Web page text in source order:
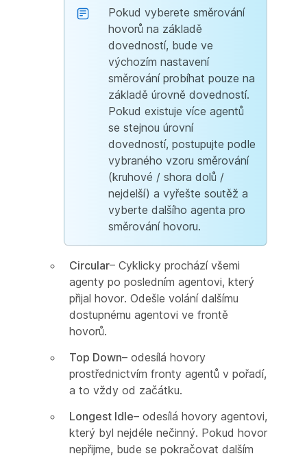
Pokud vyberete směrování
hovorů na základě
dovedností, bude ve
výchozím nastavení
směrování probíhat pouze na
základě úrovně dovedností.
Pokud existuje více agentů
se stejnou úrovní
dovedností, postupujte podle
vybraného vzoru směrování
(kruhové / shora dolů /
nejdelší) a vyřešte soutěž a
vyberte dalšího agenta pro
směrování hovoru.
Circular– Cyklicky prochází všemi
agenty po posledním agentovi, který
přijal hovor. Odešle volání dalšímu
dostupnému agentovi ve frontě
hovorů.
Top Down– odesílá hovory
prostřednictvím fronty agentů v pořadí,
a to vždy od začátku.
Longest Idle– odesílá hovory agentovi,
který byl nejdéle nečinný. Pokud hovor
nepřijme, bude se pokračovat dalším